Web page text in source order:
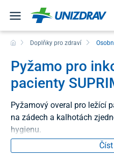
Doplňky pro zdraví
Pyžamo pro
pacienty
Pyžamový overal pro ležící
na zádech a kalhotách
hygienu.